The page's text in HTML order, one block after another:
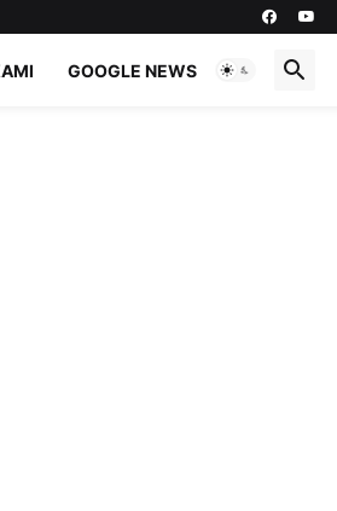
GOOGLE NEWS